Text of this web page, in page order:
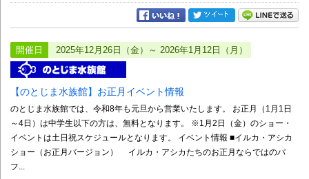
開催日 2025年12月26日（金）～ 2026年1月12日（月）
【のとじま水族館】お正月イベント情報
のとじま水族館では、令和8年も元旦から営業いたします。 お正月（1月1日
～4日）は中学生以下の方は、無料となります。 ※1月2日（金）のショー・
イベントは土日祝スケジュールとなります。 イベント情報 ■イルカ・アシカ
ショー（お正月バージョン） イルカ・アシカたちのお正月ならではのパ
フ...